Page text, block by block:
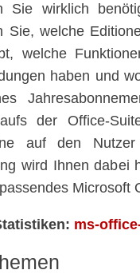
Sie wirklich
Sie, welche
welche
haben und
der Office-
auf den Nutzer
wird Ihnen dabei
Microsoft
ms-